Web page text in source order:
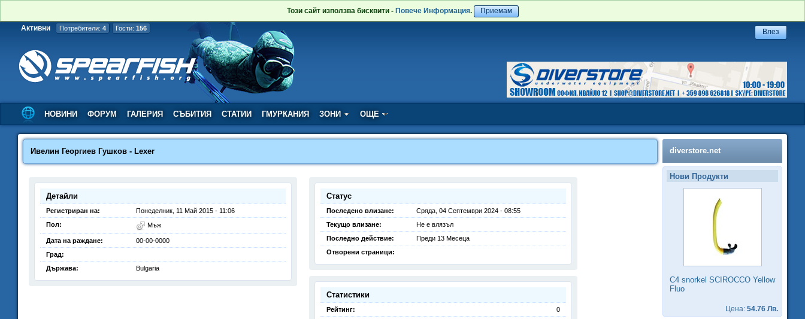
Този сайт използва бисквити - Повече Информация. Приемам
Активни Потребители: 4 Гости: 156
НОВИНИ ФОРУМ ГАЛЕРИЯ СЪБИТИЯ СТАТИИ ГМУРКАНИЯ ЗОНИ ОЩЕ
Ивелин Георгиев Гушков - Lexer
Детайли
Регистриран на:
Понеделник, 11 Май 2015 - 11:06
Пол:
Мъж
Дата на раждане:
00-00-0000
Град:
Държава:
Bulgaria
Статус
Последено влизане:
Сряда, 04 Септември 2024 - 08:55
Текущо влизане:
Не е влязъл
Последно действие:
Преди 13 Месеца
Отворени страници:
Статистики
Рейтинг:
0
diverstore.net
Нови Продукти
C4 snorkel SCIROCCO Yellow
Fluo
Цена: 54.76 Лв.